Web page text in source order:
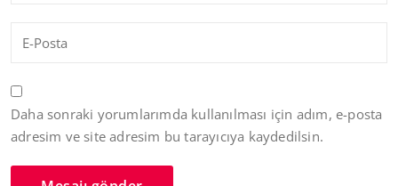
Daha sonraki yorumlarımda kullanılması için adım, e-posta
adresim ve site adresim bu tarayıcıya kaydedilsin.